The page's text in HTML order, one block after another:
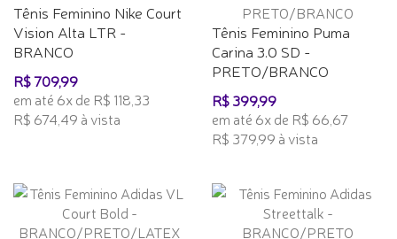
Tênis Feminino Nike Court
Vision Alta LTR -
BRANCO
R$ 709,99
em até 6x de R$ 118,33
R$ 674,49 à vista
Tênis Feminino Puma
Carina 3.0 SD -
PRETO/BRANCO
R$ 399,99
em até 6x de R$ 66,67
R$ 379,99 à vista